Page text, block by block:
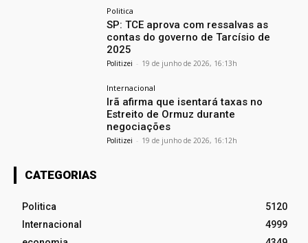
Politica
SP: TCE aprova com ressalvas as
contas do governo de Tarcísio de
2025
Politizei - 19 de junho de 2026, 16:13h
Internacional
Irã afirma que isentará taxas no
Estreito de Ormuz durante
negociações
Politizei - 19 de junho de 2026, 16:12h
CATEGORIAS
Politica
5120
Internacional
4999